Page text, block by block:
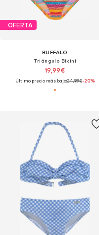
OFERTA
BUFFALO
Triángulo Bikini
19,99€
Último precio más bajo:24,99€-20%